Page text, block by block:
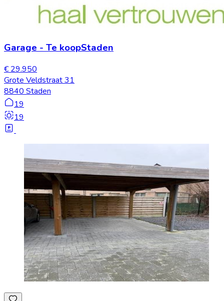
Garage - Te koopStaden
€ 29.950
Grote Veldstraat 31
8840 Staden
19
19